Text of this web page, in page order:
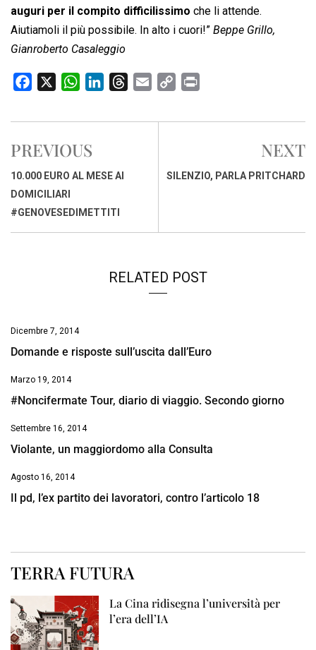
auguri per il compito difficilissimo che li attende.
Aiutiamoli il più possibile. In alto i cuori!” Beppe Grillo,
Gianroberto Casaleggio
c
b
o
o
k
W
a
s
A
p
n
d
n
r
a
p
i
i
PREVIOUS
10.000 EURO AL MESE AI
DOMICILIARI
#GENOVESEDIMETTITI
NEXT
SILENZIO, PARLA PRITCHARD
RELATED POST
Dicembre 7, 2014
Domande e risposte sull’uscita dall’Euro
Marzo 19, 2014
#Noncifermate Tour, diario di viaggio. Secondo giorno
Settembre 16, 2014
Violante, un maggiordomo alla Consulta
Agosto 16, 2014
Il pd, l’ex partito dei lavoratori, contro l’articolo 18
TERRA FUTURA
La Cina ridisegna l’università per
l’era dell’IA